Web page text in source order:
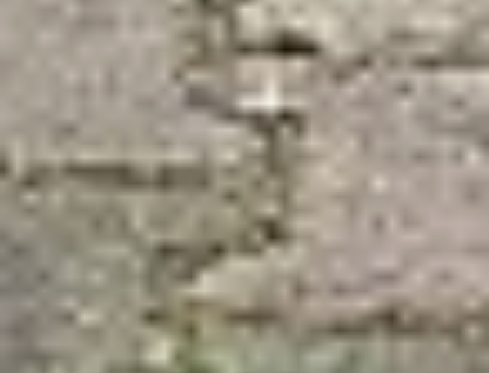
участников. А
участники исторического
Клуба возрождения
русского бала
«Реверанс». Они
танцевали, дефилировали
в нарядах в стиле
барокко по аллеям парка
и были в центре
восхищались, с ними
фотографировались.